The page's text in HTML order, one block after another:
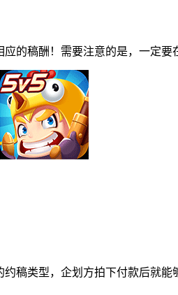
稿酬！需要注意的是，一定要
类型，企划方拍下付款后就能